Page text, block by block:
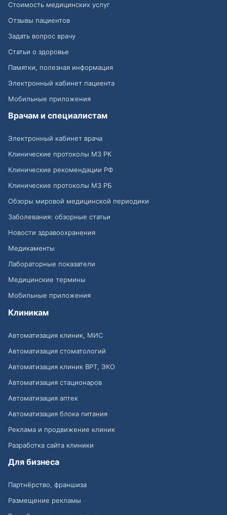
Стоимость медицинских услуг
Отзывы пациентов
Задать вопрос врачу
Статьи о здоровье
Памятки, полезная информация
Электронный кабинет пациента
Мобильные приложения
Врачам и специалистам
Электронный кабинет врача
Клинические протоколы МЗ РК
Клинические рекомендации РФ
Клинические протоколы МЗ РБ
Обзоры мировой медицинской периодики
Заболевания: обзорные статьи
Новости здравоохранения
Медикаменты
Лабораторные показатели
Медицинские термины
Мобильные приложения
Клиникам
Автоматизация клиник, МИС
Автоматизация стоматологий
Автоматизация клиник ВРТ, ЭКО
Автоматизация стационаров
Автоматизация аптек
Автоматизация блока питания
Реклама и продвижение клиник
Разработка сайта клиники
Для бизнеса
Партнёрство, франшиза
Размещение рекламы